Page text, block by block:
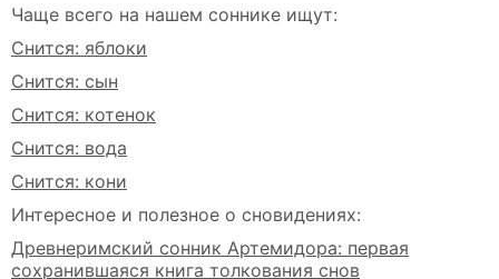
Чаще всего на нашем соннике ищут:
Снится: яблоки
Снится: сын
Снится: котенок
Снится: вода
Снится: кони
Интересное и полезное о сновидениях:
Древнеримский сонник Артемидора: первая
сохранившаяся книга толкования снов